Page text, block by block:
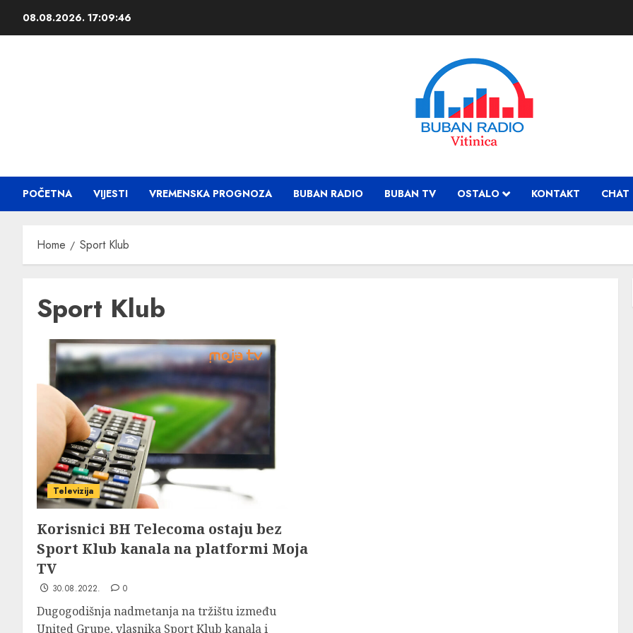
08.08.2026. 17:09:46
POČETNA VIJESTI VREMENSKA PROGNOZA BUBAN RADIO BUBAN TV OSTALO KONTAKT CHAT
Home Sport Klub
Sport Klub
Televizija
Korisnici BH Telecoma ostaju bez
Sport Klub kanala na platformi Moja
TV
30.08.2022. 0
Dugogodišnja nadmetanja na tržištu između
United Grupe, vlasnika Sport Klub kanala i